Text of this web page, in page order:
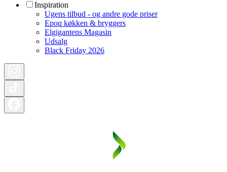
Inspiration
Ugens tilbud - og andre gode priser
Epoq køkken & bryggers
Elgigantens Magasin
Udsalg
Black Friday 2026